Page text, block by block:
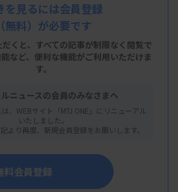
年から開催しているが、昨年4月
回が初となった。挨拶に立った國
組織が間もなく発足から1年を迎
「今後もフォーラムを最新の医療
た。
大医科学研究所教授）は、「腸内
られている細菌による発がん機構
の産生する毒素が大腸がん発症に
を見るには会員登録
（無料）が必要です
くと、すべての記事が制限なく閲覧で
など、便利な機能がご利用いただけま
す。
ニュースの会員のみなさまへ
、WEBサイト「MTJ ONE」にリニューアル
いたしました。
より再度、新規会員登録をお願いします。
料会員登録